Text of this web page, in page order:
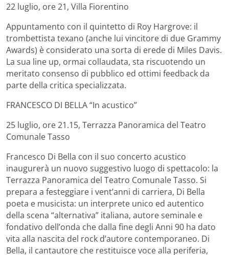
22 luglio, ore 21, Villa Fiorentino
Appuntamento con il quintetto di Roy Hargrove: il
trombettista texano (anche lui vincitore di due Grammy
Awards) è considerato una sorta di erede di Miles Davis.
La sua line up, ormai collaudata, sta riscuotendo un
meritato consenso di pubblico ed ottimi feedback da
parte della critica specializzata.
FRANCESCO DI BELLA “In acustico”
25 luglio, ore 21.15, Terrazza Panoramica del Teatro
Comunale Tasso
Francesco Di Bella con il suo concerto acustico
inaugurerà un nuovo suggestivo luogo di spettacolo: la
Terrazza Panoramica del Teatro Comunale Tasso. Si
prepara a festeggiare i vent’anni di carriera, Di Bella
poeta e musicista: un interprete unico ed autentico
della scena “alternativa” italiana, autore seminale e
fondativo dell’onda che dalla fine degli Anni 90 ha dato
vita alla nascita del rock d’autore contemporaneo. Di
Bella, il cantautore che restituisce voce alla periferia,